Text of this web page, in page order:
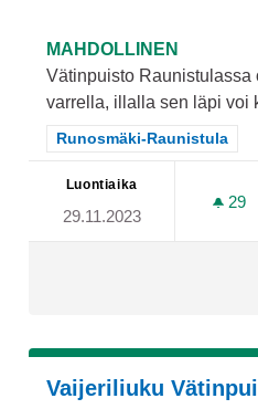
MAHDOLLINEN
Vätinpuisto Raunistulassa
varrella, illalla sen läpi voi
Rajaa tulokset teeman
Runosmäki-Raunistula
Luontiaika
29.11.2023
29
Vaijeriliuku